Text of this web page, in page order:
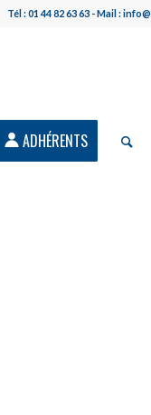
Tél : 01 44 82 63 63 - Mail :
ADHÉRENTS